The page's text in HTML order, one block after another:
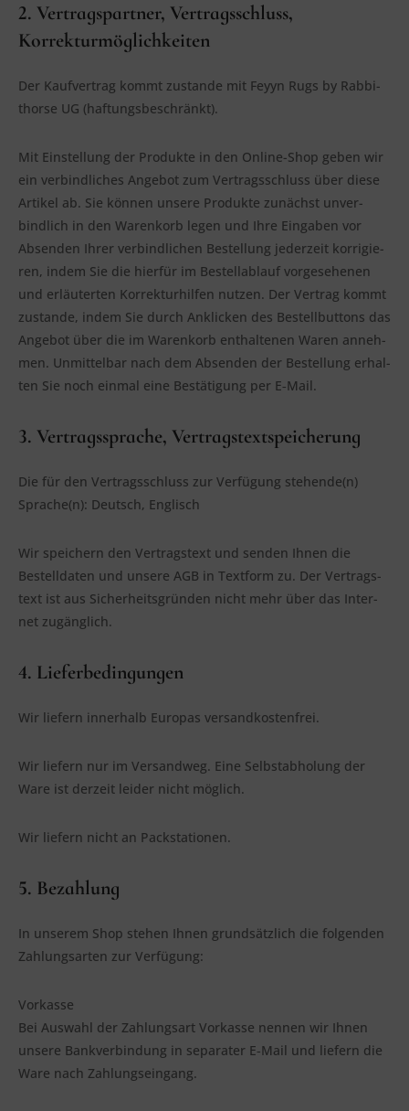
2. Vertragspartner, Vertragsschluss,
Korrekturmöglichkeiten
Der Kauf­ver­trag kommt zustan­de mit Feyyn Rugs by Rab­bi­
thor­se UG (haf­tungs­be­schränkt).
Mit Ein­stel­lung der Pro­duk­te in den Online-Shop geben wir
ein ver­bind­li­ches Ange­bot zum Ver­trags­schluss über die­se
Arti­kel ab. Sie kön­nen unse­re Pro­duk­te zunächst unver­
bind­lich in den Waren­korb legen und Ihre Ein­ga­ben vor
Absen­den Ihrer ver­bind­li­chen Bestel­lung jeder­zeit kor­ri­gie­
ren, indem Sie die hier­für im Bestell­ab­lauf vor­ge­se­he­nen
und erläu­ter­ten Kor­rek­tur­hil­fen nut­zen. Der Ver­trag kommt
zustan­de, indem Sie durch Ankli­cken des Bestell­but­tons das
Ange­bot über die im Waren­korb ent­hal­te­nen Waren anneh­
men. Unmit­tel­bar nach dem Absen­den der Bestel­lung erhal­
ten Sie noch ein­mal eine Bestä­ti­gung per E‑Mail.
3. Vertragssprache, Vertragstextspeicherung
Die für den Ver­trags­schluss zur Ver­fü­gung stehende(n)
Sprache(n): Deutsch, Englisch
Wir spei­chern den Ver­trags­text und sen­den Ihnen die
Bestell­da­ten und unse­re AGB in Text­form zu. Der Ver­trags­
text ist aus Sicher­heits­grün­den nicht mehr über das Inter­
net zugänglich.
4. Lieferbedingungen
Wir lie­fern inner­halb Euro­pas versandkostenfrei.
Wir lie­fern nur im Ver­sand­weg. Eine Selbst­ab­ho­lung der
Ware ist der­zeit lei­der nicht möglich.
Wir lie­fern nicht an Packstationen.
5. Bezahlung
In unse­rem Shop ste­hen Ihnen grund­sätz­lich die fol­gen­den
Zah­lungs­ar­ten zur Verfügung:
Vor­kas­se
Bei Aus­wahl der Zah­lungs­art Vor­kas­se nen­nen wir Ihnen
unse­re Bank­ver­bin­dung in sepa­ra­ter E‑Mail und lie­fern die
Ware nach Zahlungseingang.